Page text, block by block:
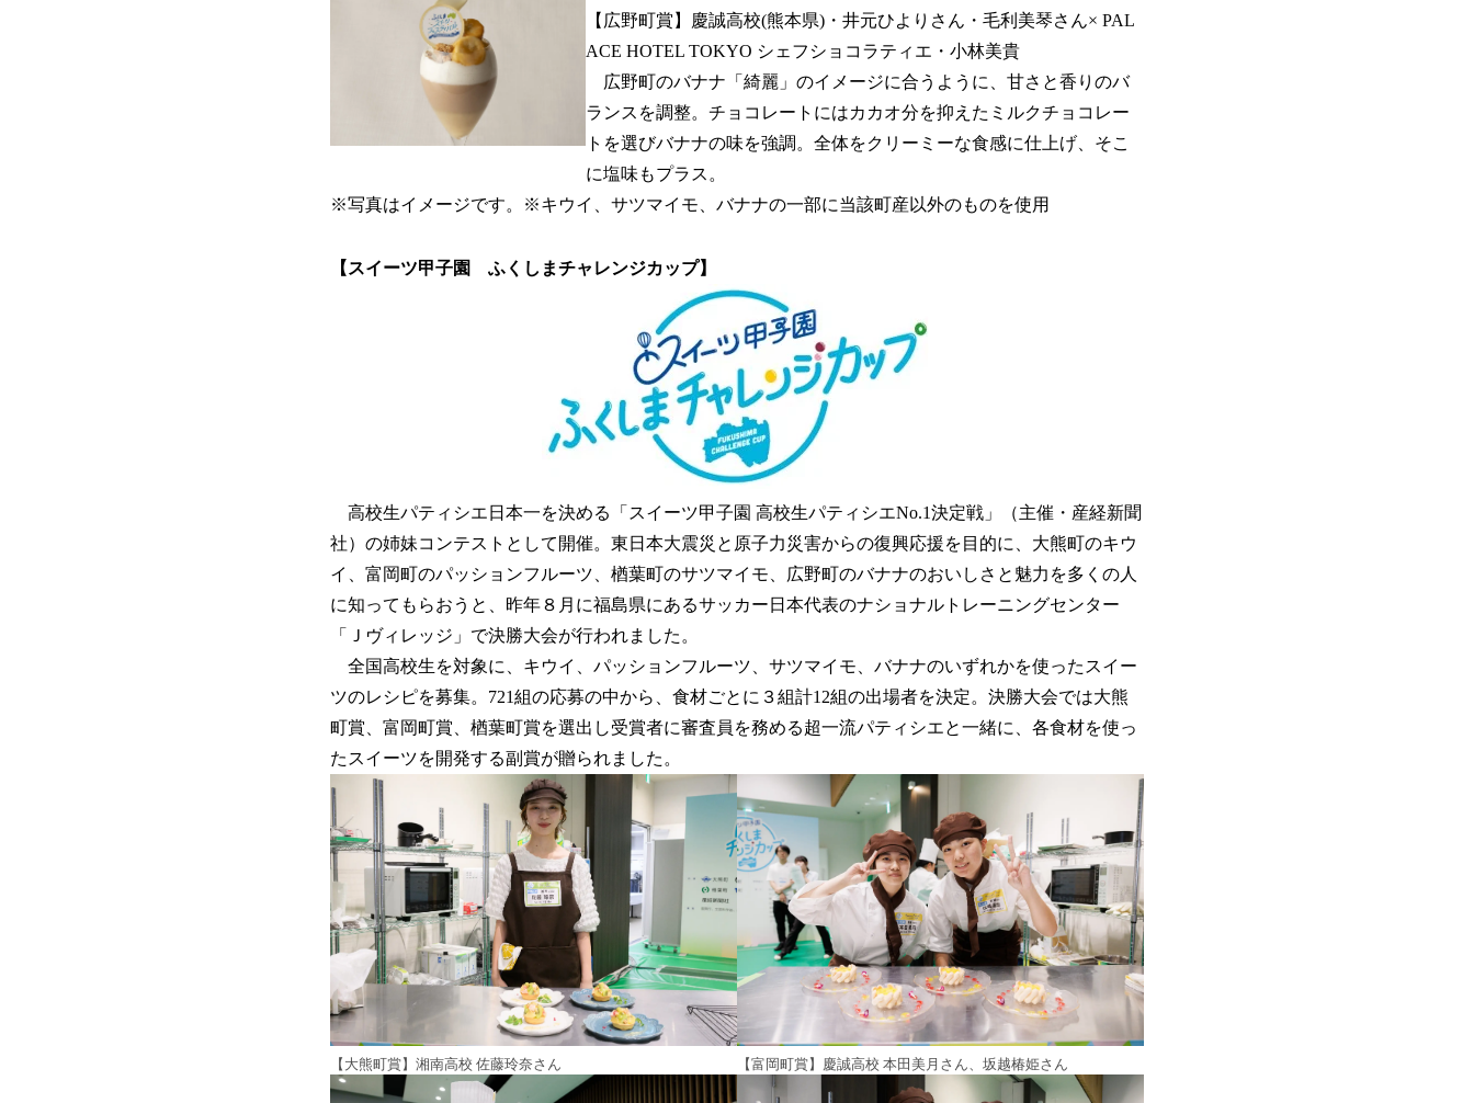
【広野町賞】慶誠高校(熊本県)・井元ひよりさん・毛利美琴さん× PAL
ACE HOTEL TOKYO シェフショコラティエ・小林美貴
広野町のバナナ「綺麗」のイメージに合うように、甘さと香りのバ
ランスを調整。チョコレートにはカカオ分を抑えたミルクチョコレー
トを選びバナナの味を強調。全体をクリーミーな食感に仕上げ、そこ
に塩味もプラス。
※写真はイメージです。※キウイ、サツマイモ、バナナの一部に当該町産以外のものを使用
【スイーツ甲子園 ふくしまチャレンジカップ】
高校生パティシエ日本一を決める「スイーツ甲子園 高校生パティシエNo.1決定戦」（主催・産経新聞
社）の姉妹コンテストとして開催。東日本大震災と原子力災害からの復興応援を目的に、大熊町のキウ
イ、富岡町のパッションフルーツ、楢葉町のサツマイモ、広野町のバナナのおいしさと魅力を多くの人
に知ってもらおうと、昨年８月に福島県にあるサッカー日本代表のナショナルトレーニングセンター
「Ｊヴィレッジ」で決勝大会が行われました。
全国高校生を対象に、キウイ、パッションフルーツ、サツマイモ、バナナのいずれかを使ったスイー
ツのレシピを募集。721組の応募の中から、食材ごとに３組計12組の出場者を決定。決勝大会では大熊
町賞、富岡町賞、楢葉町賞を選出し受賞者に審査員を務める超一流パティシエと一緒に、各食材を使っ
たスイーツを開発する副賞が贈られました。
【大熊町賞】湘南高校 佐藤玲奈さん 【富岡町賞】慶誠高校 本田美月さん、坂越椿姫さん